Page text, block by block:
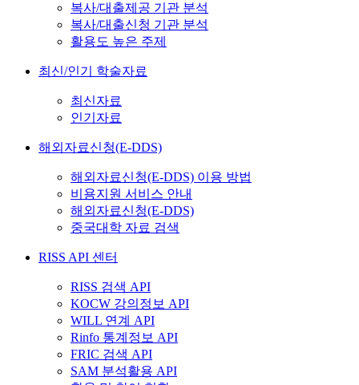
복사/대출제공 기관 분석
복사/대출신청 기관 분석
활용도 높은 주제
최신/인기 학술자료
최신자료
인기자료
해외자료신청(E-DDS)
해외자료신청(E-DDS) 이용 방법
비용지원 서비스 안내
해외자료신청(E-DDS)
중국대학 자료 검색
RISS API 센터
RISS 검색 API
KOCW 강의정보 API
WILL 연계 API
Rinfo 통계정보 API
FRIC 검색 API
SAM 분석활용 API